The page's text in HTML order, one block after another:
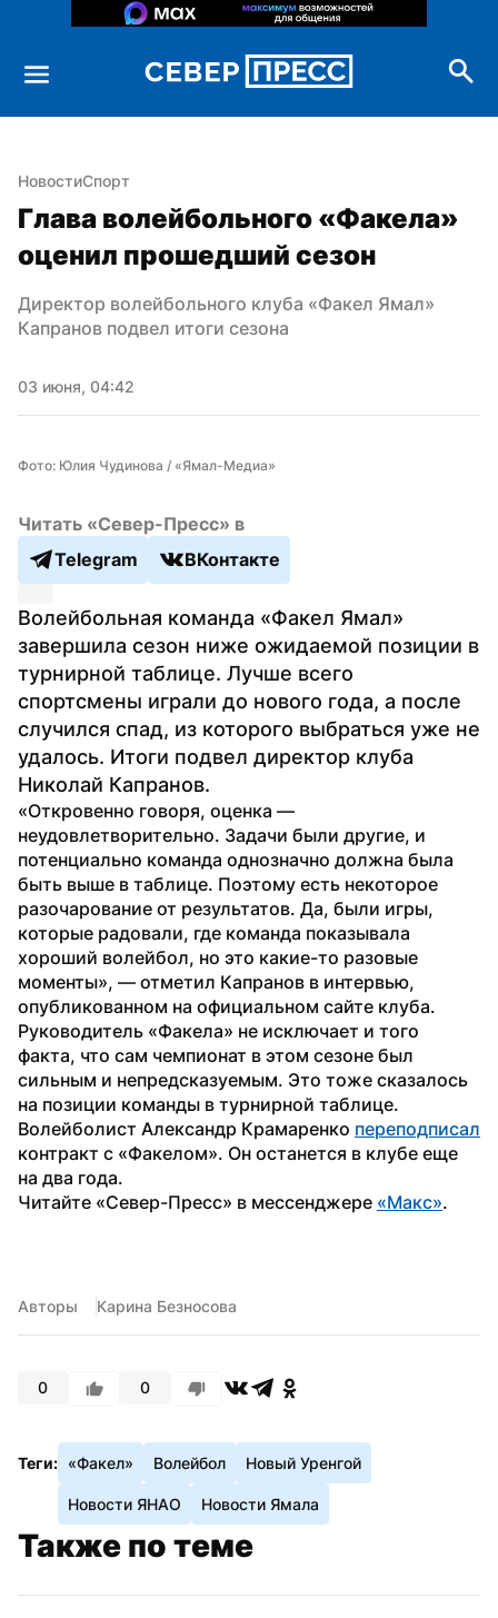
НовостиСпорт
Глава волейбольного «Факела»
оценил прошедший сезон
Директор волейбольного клуба «Факел Ямал»
Капранов подвел итоги сезона
03 июня, 04:42
Фото: Юлия Чудинова / «Ямал-Медиа»
Читать «Север-Пресс» в
Telegram
ВКонтакте
Волейбольная команда «Факел Ямал»
завершила сезон ниже ожидаемой позиции в
турнирной таблице. Лучше всего
спортсмены играли до нового года, а после
случился спад, из которого выбраться уже не
удалось. Итоги подвел директор клуба
Николай Капранов.
«Откровенно говоря, оценка —
неудовлетворительно. Задачи были другие, и
потенциально команда однозначно должна была
быть выше в таблице. Поэтому есть некоторое
разочарование от результатов. Да, были игры,
которые радовали, где команда показывала
хороший волейбол, но это какие-то разовые
моменты», — отметил Капранов в интервью,
опубликованном на официальном сайте клуба.
Руководитель «Факела» не исключает и того
факта, что сам чемпионат в этом сезоне был
сильным и непредсказуемым. Это тоже сказалось
на позиции команды в турнирной таблице.
Волейболист Александр Крамаренко переподписал
контракт с «Факелом». Он останется в клубе еще
на два года.
Читайте «Север-Пресс» в мессенджере «Макс».
Авторы Карина Безносова
0 0
Теги: «Факел» Волейбол Новый Уренгой
Новости ЯНАО Новости Ямала
Также по теме